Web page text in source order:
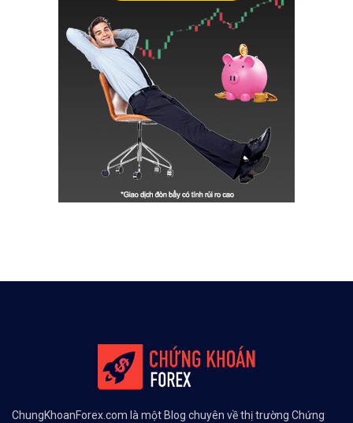
ChungKhoanForex.com là một Blog chuyên về thị trường Chứng